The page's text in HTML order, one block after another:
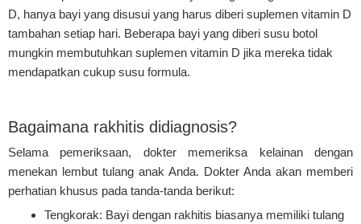
D, hanya bayi yang disusui yang harus diberi suplemen vitamin D
tambahan setiap hari. Beberapa bayi yang diberi susu botol
mungkin membutuhkan suplemen vitamin D jika mereka tidak
mendapatkan cukup susu formula.
Bagaimana rakhitis didiagnosis?
Selama pemeriksaan, dokter memeriksa kelainan dengan
menekan lembut tulang anak Anda. Dokter Anda akan memberi
perhatian khusus pada tanda-tanda berikut:
Tengkorak: Bayi dengan rakhitis biasanya memiliki tulang